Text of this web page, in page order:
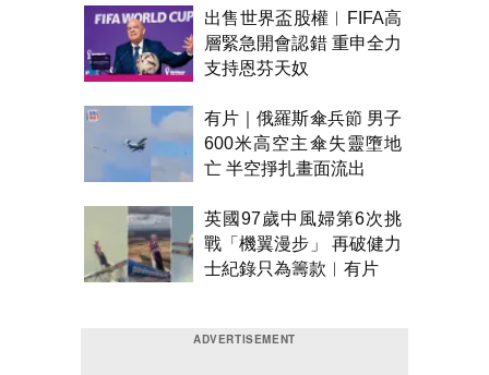
出售世界盃股權︱FIFA高
層緊急開會認錯 重申全力
支持恩芬天奴
有片｜俄羅斯傘兵節 男子
600米高空主傘失靈墮地
亡 半空掙扎畫面流出
英國97歲中風婦第6次挑
戰「機翼漫步」 再破健力
士紀錄只為籌款︱有片